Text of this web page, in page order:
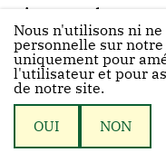
n’auront de
technique de la
l’armée.
Nous n'utilisons ni
personnelle sur
uniquement pour
l'utilisateur et pour
de notre site.
OUI NON